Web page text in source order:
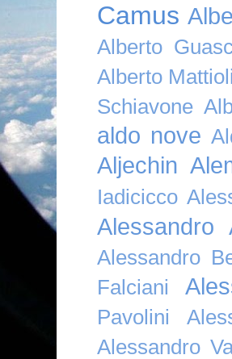
Camus
Alberto
Alberto Mattioli
Schiavone
aldo nove
Aljechin
Iadicicco
Alessandro
Alessandro
Falciani
Pavolini
Alessandro